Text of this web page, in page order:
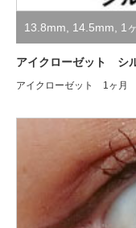
13.8mm 14.5mm 1
装着レポ
アイクローゼット シ
アイクローゼット 1ヶ月